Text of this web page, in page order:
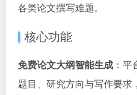
各类论文撰写难题。
核心功能
免费论文大纲智能生成 ：
题目、研究方向与写作要